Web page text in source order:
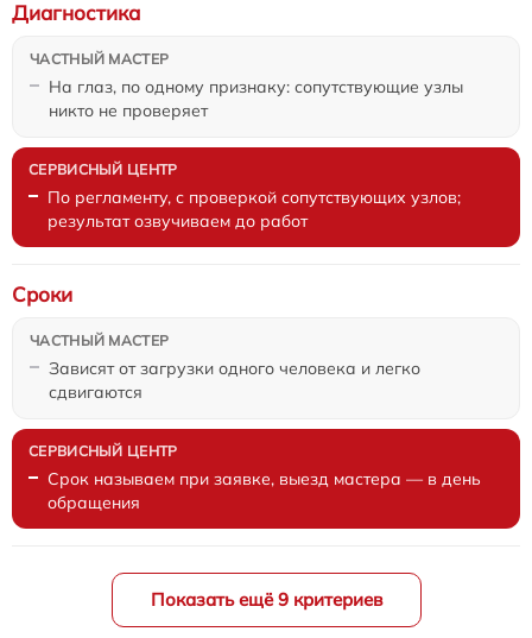
На глаз, по одному признаку: сопутствующие узлы
никто не проверяет
Диагностика
По регламенту, с проверкой сопутствующих узлов;
результат озвучиваем до работ
Зависят от загрузки одного человека и легко
сдвигаются
Сроки
Срок называем при заявке, выезд мастера — в день
обращения
Показать ещё 9 критериев